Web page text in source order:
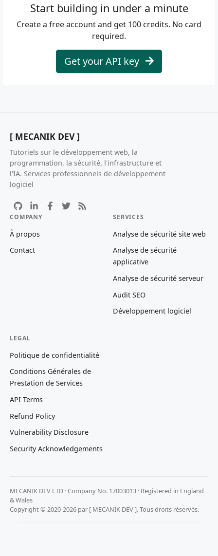
Start building in under a minute
Create a free account and get 100 credits. No card
required.
Get your API key
[ MECANIK DEV ]
Tutoriels sur le développement web, la
programmation, la sécurité, l'infrastructure et
l'IA. Services professionnels de développement
logiciel
COMPANY
À propos
Contact
SERVICES
Analyse de sécurité site web
Analyse de sécurité
applicative
Analyse de sécurité serveur
Audit SEO
Développement logiciel
LEGAL
Politique de confidentialité
Conditions Générales de
Prestation de Services
API Terms
Refund Policy
Vulnerability Disclosure
Security Acknowledgements
MECANIK DEV LTD · Company No. 17003013 · Registered in England
& Wales
Copyright © 2020-2026 par [ MECANIK DEV ]. Tous droits réservés.